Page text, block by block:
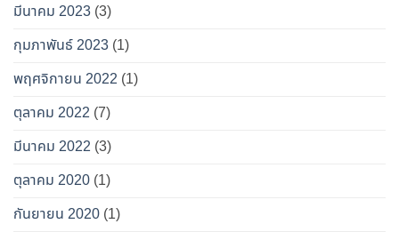
มีนาคม 2023 (3)
กุมภาพันธ์ 2023 (1)
พฤศจิกายน 2022 (1)
ตุลาคม 2022 (7)
มีนาคม 2022 (3)
ตุลาคม 2020 (1)
กันยายน 2020 (1)